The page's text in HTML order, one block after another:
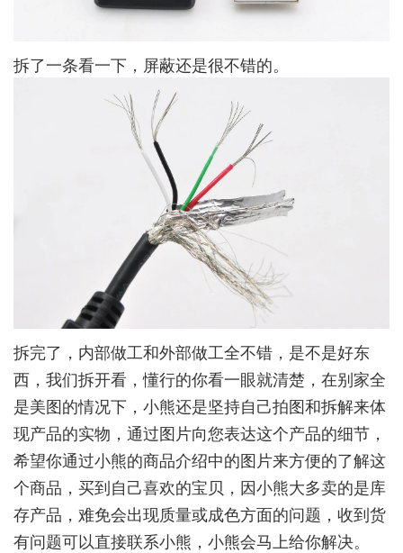
拆了一条看一下，屏蔽还是很不错的。
拆完了，内部做工和外部做工全不错，是不是好东
西，我们拆开看，懂行的你看一眼就清楚，在别家全
是美图的情况下，小熊还是坚持自己拍图和拆解来体
现产品的实物，通过图片向您表达这个产品的细节，
希望你通过小熊的商品介绍中的图片来方便的了解这
个商品，买到自己喜欢的宝贝，因小熊大多卖的是库
存产品，难免会出现质量或成色方面的问题，收到货
有问题可以直接联系小熊，小熊会马上给你解决。